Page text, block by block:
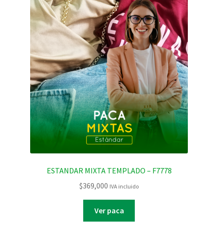
ESTANDAR MIXTA TEMPLADO – F7778
$369,000 IVA incluido
Ver paca